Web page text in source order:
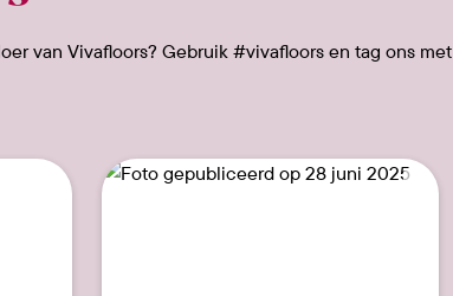
van Vivafloors? Gebruik #vivafloors en tag ons met